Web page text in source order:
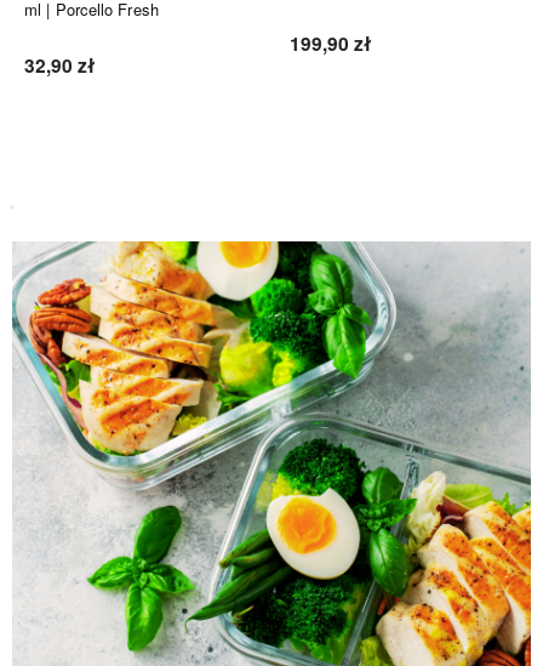
ml | Porcello Fresh
32,90 zł
199,90 zł